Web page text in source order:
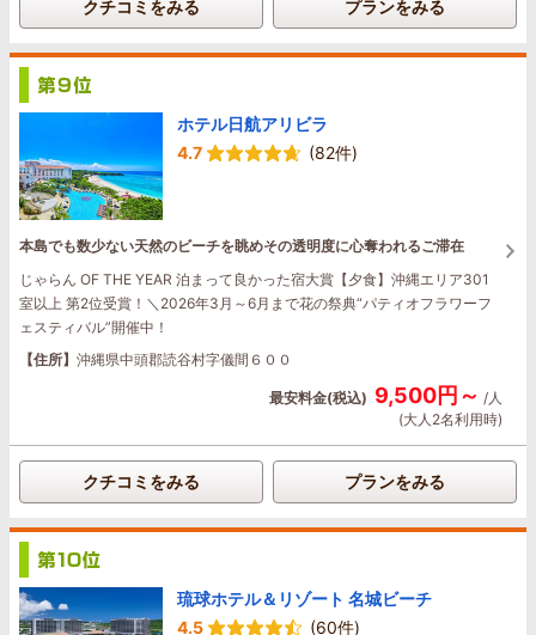
クチコミをみる プランをみる
ホテル日航アリビラ
4.7
(82件)
本島でも数少ない天然のビーチを眺めその透明度に心奪われるご滞在
じゃらん OF THE YEAR 泊まって良かった宿大賞【夕食】沖縄エリア301
室以上 第2位受賞！＼2026年3月～6月まで花の祭典“パティオフラワーフ
ェスティバル”開催中！
【住所】 沖縄県中頭郡読谷村字儀間６００
最安料金(税込) 9,500円～ /人
(大人2名利用時)
クチコミをみる プランをみる
琉球ホテル＆リゾート 名城ビーチ
4.5
(60件)